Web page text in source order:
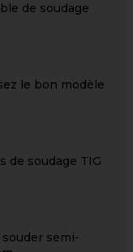
de soudage
le bon modèle
de soudage TIG
semi-